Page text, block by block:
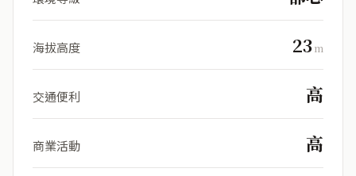
海拔高度 23m
交通便利 高
商業活動 高